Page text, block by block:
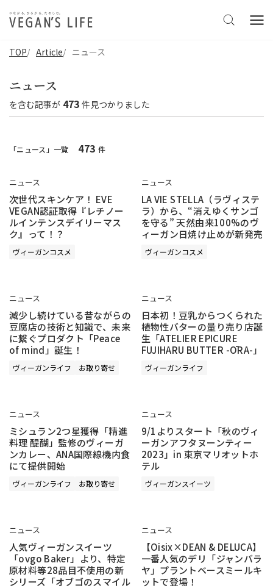
TOP Article ニュース
ニュース
を含む記事が 473 件見つかりました
「ニュース」一覧 473 件
ニュース
次世代スキンケア！ EVE
VEGAN認証取得『レチノー
ルインテンスデイリーマス
ク』って！？
ヴィーガンコスメ
ニュース
LA VIE STELLA（ラヴィステ
ラ）から、“消えゆくサンゴ
を守る” 天然由来100%のヴ
ィーガン日焼け止めが新発売
ヴィーガンコスメ
ニュース
減少し続けている昔ながらの
豆腐店の技術と知識で、未来
に繋ぐプロダクト「Peace
of mind」誕生！
ヴィーガンライフ お取り寄せ
ニュース
日本初！豆乳からつくられた
植物性バターの量り売り店誕
生「ATELIER EPICURE
FUJIHARU BUTTER -ŌRA-」
ヴィーガンライフ
ニュース
ミシュラン2つ星獲得「精進
料理 醍醐」監修のヴィーガ
ンカレー、ANA国際線機内食
にて提供開始
ヴィーガンライフ お取り寄せ
ニュース
9/1よりスタート「秋のヴィ
ーガンアフタヌーンティー
2023」in 東京マリオットホ
テル
ヴィーガンスイーツ
ニュース
人気ヴィーガンスイーツ
「ovgo Baker」より、特定
原材料等28品目不使用の新
シリーズ「オブゴのスマイル
ニュース
【Oisix×DEAN & DELUCA】
一番人気のデリ「ジャンバラ
ヤ」プラントベースミールキ
ットで登場！